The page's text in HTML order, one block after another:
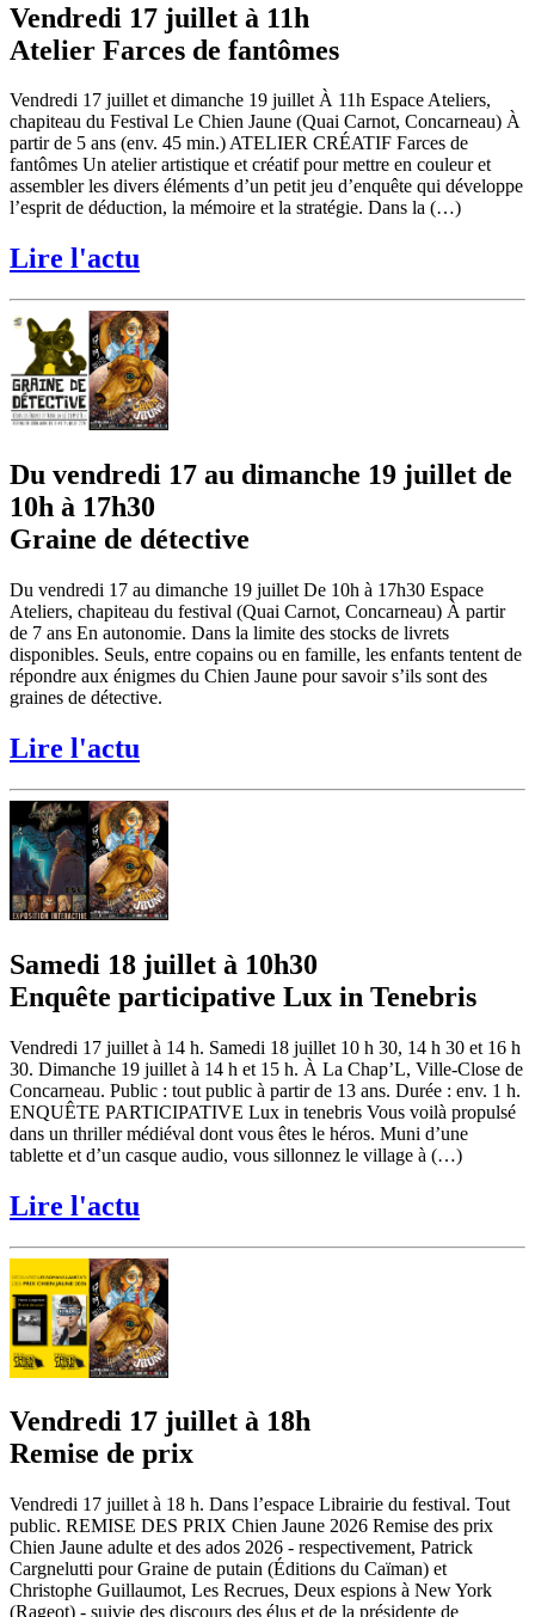
Vendredi 17 juillet à 11h
Atelier Farces de fantômes
Vendredi 17 juillet et dimanche 19 juillet À 11h Espace Ateliers,
chapiteau du Festival Le Chien Jaune (Quai Carnot, Concarneau) À
partir de 5 ans (env. 45 min.) ATELIER CRÉATIF Farces de
fantômes Un atelier artistique et créatif pour mettre en couleur et
assembler les divers éléments d’un petit jeu d’enquête qui développe
l’esprit de déduction, la mémoire et la stratégie. Dans la (…)
Lire l'actu
Du vendredi 17 au dimanche 19 juillet de
10h à 17h30
Graine de détective
Du vendredi 17 au dimanche 19 juillet De 10h à 17h30 Espace
Ateliers, chapiteau du festival (Quai Carnot, Concarneau) À partir
de 7 ans En autonomie. Dans la limite des stocks de livrets
disponibles. Seuls, entre copains ou en famille, les enfants tentent de
répondre aux énigmes du Chien Jaune pour savoir s’ils sont des
graines de détective.
Lire l'actu
Samedi 18 juillet à 10h30
Enquête participative Lux in Tenebris
Vendredi 17 juillet à 14 h. Samedi 18 juillet 10 h 30, 14 h 30 et 16 h
30. Dimanche 19 juillet à 14 h et 15 h. À La Chap’L, Ville-Close de
Concarneau. Public : tout public à partir de 13 ans. Durée : env. 1 h.
ENQUÊTE PARTICIPATIVE Lux in tenebris Vous voilà propulsé
dans un thriller médiéval dont vous êtes le héros. Muni d’une
tablette et d’un casque audio, vous sillonnez le village à (…)
Lire l'actu
Vendredi 17 juillet à 18h
Remise de prix
Vendredi 17 juillet à 18 h. Dans l’espace Librairie du festival. Tout
public. REMISE DES PRIX Chien Jaune 2026 Remise des prix
Chien Jaune adulte et des ados 2026 - respectivement, Patrick
Cargnelutti pour Graine de putain (Éditions du Caïman) et
Christophe Guillaumot, Les Recrues, Deux espions à New York
(Rageot) - suivie des discours des élus et de la présidente de